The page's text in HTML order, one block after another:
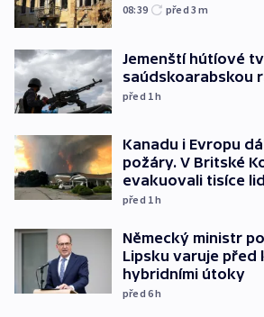
08:39 před 3m
Jemenští hútíové
saúdskoarabskou
před 1h
Kanadu i Evropu
požáry. V Britské
evakuovali tisíce
před 1h
Německý ministr
Lipsku varuje před
hybridními útoky
před 6h